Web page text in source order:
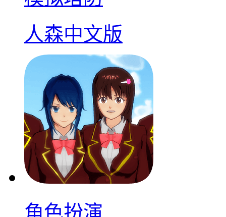
人森中文版
角色扮演